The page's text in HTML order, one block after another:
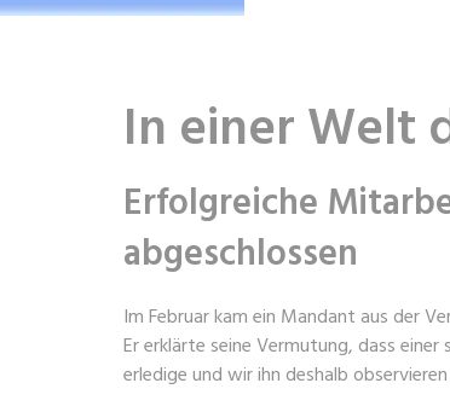
In einer Welt
Erfolgreiche
abgeschlossen
Im Februar kam ein Mandant aus der
Er erklärte seine Vermutung, dass
erledige und wir ihn deshalb